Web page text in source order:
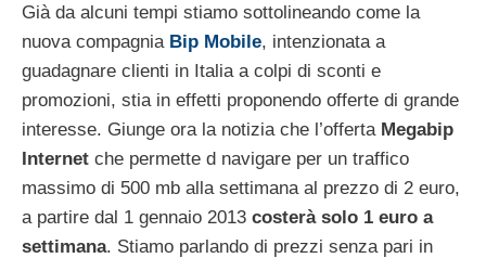
Già da alcuni tempi stiamo sottolineando come la
nuova compagnia Bip Mobile, intenzionata a
guadagnare clienti in Italia a colpi di sconti e
promozioni, stia in effetti proponendo offerte di grande
interesse. Giunge ora la notizia che l’offerta Megabip
Internet che permette d navigare per un traffico
massimo di 500 mb alla settimana al prezzo di 2 euro,
a partire dal 1 gennaio 2013 costerà solo 1 euro a
settimana. Stiamo parlando di prezzi senza pari in